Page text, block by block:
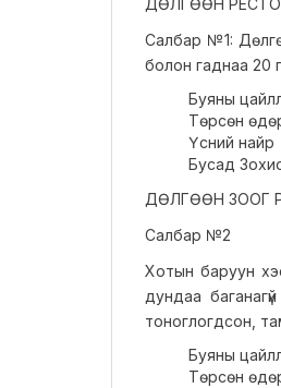
ДӨЛГӨӨН
Салбар №1:
болон гаднаа 20
Буяны
Төрсөн
Үсний найр
Бусад
ДӨЛГӨӨН ЗООГ
Салбар №2
Хотын баруун
дундаа
тоноглогдсон,
Буяны
Төрсөн